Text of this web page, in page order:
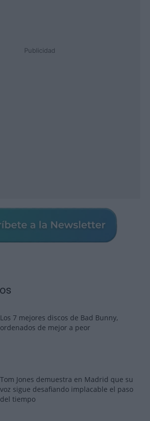
Publicidad
Los 7 mejores discos de Bad Bunny,
ordenados de mejor a peor
Tom Jones demuestra en Madrid que su
voz sigue desafiando implacable el paso
del tiempo